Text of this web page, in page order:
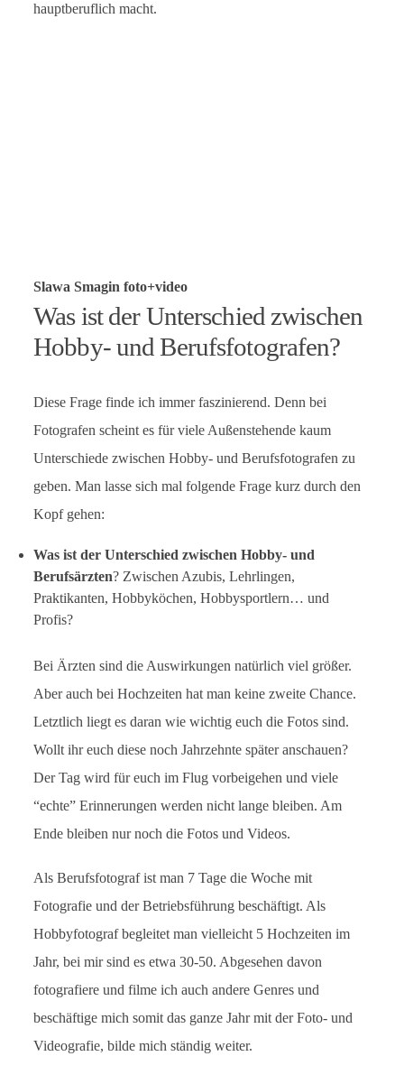
hauptberuflich macht.
Slawa Smagin foto+video
Was ist der Unterschied zwischen
Hobby- und Berufsfotografen?
Diese Frage finde ich immer faszinierend. Denn bei
Fotografen scheint es für viele Außenstehende kaum
Unterschiede zwischen Hobby- und Berufsfotografen zu
geben. Man lasse sich mal folgende Frage kurz durch den
Kopf gehen:
Was ist der Unterschied zwischen Hobby- und
Berufsärzten? Zwischen Azubis, Lehrlingen,
Praktikanten, Hobbyköchen, Hobbysportlern… und
Profis?
Bei Ärzten sind die Auswirkungen natürlich viel größer.
Aber auch bei Hochzeiten hat man keine zweite Chance.
Letztlich liegt es daran wie wichtig euch die Fotos sind.
Wollt ihr euch diese noch Jahrzehnte später anschauen?
Der Tag wird für euch im Flug vorbeigehen und viele
“echte” Erinnerungen werden nicht lange bleiben. Am
Ende bleiben nur noch die Fotos und Videos.
Als Berufsfotograf ist man 7 Tage die Woche mit
Fotografie und der Betriebsführung beschäftigt. Als
Hobbyfotograf begleitet man vielleicht 5 Hochzeiten im
Jahr, bei mir sind es etwa 30-50. Abgesehen davon
fotografiere und filme ich auch andere Genres und
beschäftige mich somit das ganze Jahr mit der Foto- und
Videografie, bilde mich ständig weiter.